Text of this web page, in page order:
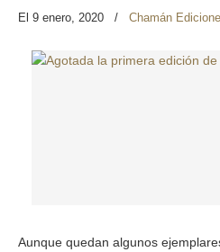
El 9 enero, 2020 / Chamán
Aunque quedan algunos